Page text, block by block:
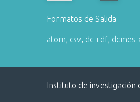
Formatos de Salida
atom, csv, dc-rdf,
Instituto de investigación